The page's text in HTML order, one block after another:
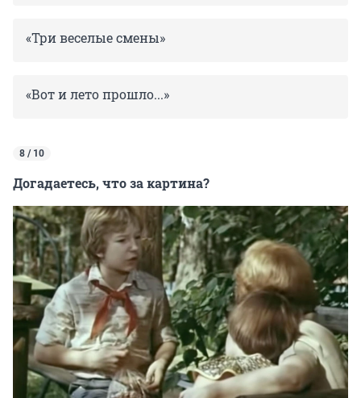
«Три веселые смены»
«Вот и лето прошло...»
8 / 10
Догадаетесь, что за картина?